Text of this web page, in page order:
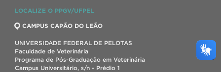
LOCALIZE O PPGV/UFPEL
CAMPUS CAPÃO DO LEÃO
UNIVERSIDADE FEDERAL DE PELOTAS
Faculdade de Veterinária
Programa de Pós-Graduação em Veterinária
Campus Universitário, s/n - Prédio 1